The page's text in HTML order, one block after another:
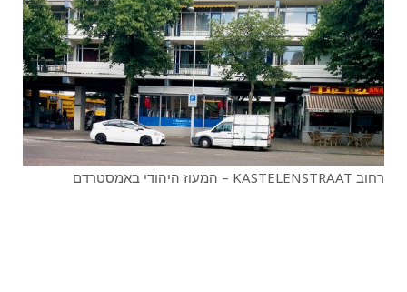
רחוב KASTELENSTRAAT – המעוז היהודי באמסטרדם